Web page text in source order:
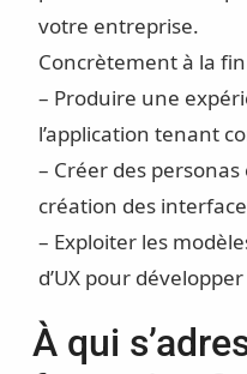
votre entreprise.
Concrètement à la
– Produire une
l’application tenant
– Créer des
création des
– Exploiter les
d’UX pour
À qui